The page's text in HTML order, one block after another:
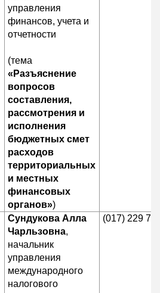
управления
финансов, учета и
отчетности
(тема
«Разъяснение
вопросов
составления,
рассмотрения и
исполнения
бюджетных смет
расходов
территориальных
и местных
финансовых
органов»)
Сундукова Алла
Чарльзовна,
начальник
управления
международного
налогового
(017) 229 79